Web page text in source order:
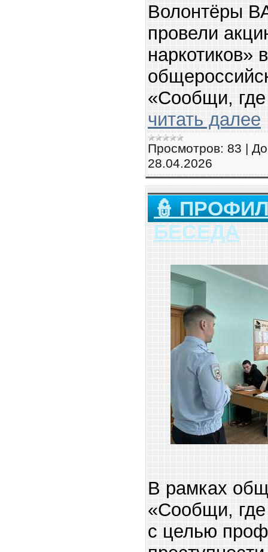
Волонтёры
провели
наркотиков»
«Сообщи,
читать далее
Просмотров: 83 |
28.04.2026
👮
БЕСЕДА
В рамках
«Сообщи,
с целью